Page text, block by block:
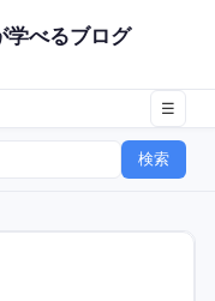
学べるブログ
☰
検索